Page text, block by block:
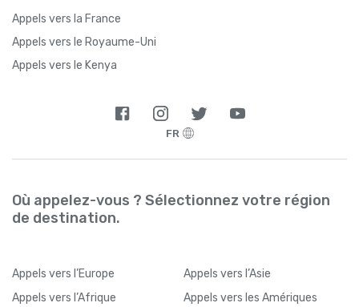
Appels vers la France
Appels vers le Royaume-Uni
Appels vers le Kenya
FR
Où appelez-vous ? Sélectionnez votre région
de destination.
Appels vers l’Europe Appels vers l’Asie
Appels vers l’Afrique Appels vers les Amériques